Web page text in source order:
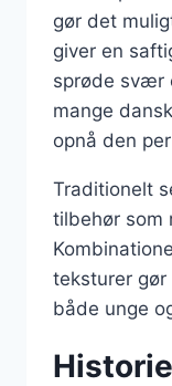
gør det
giver en
sprøde svær
mange
opnå den
Traditionelt
tilbehør som
teksturer
både unge